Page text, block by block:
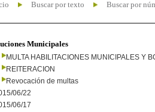
Buscar por texto Buscar por
Municipales
MULTA HABILITACIONES MUNICIPALES Y
REITERACION
Revocación de multas
06/22
06/17